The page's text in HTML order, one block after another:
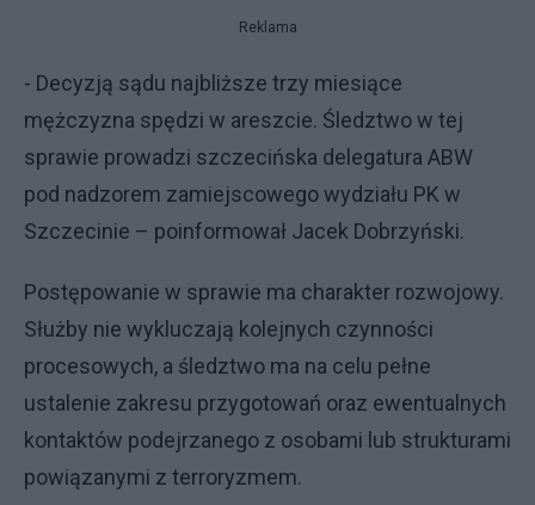
Reklama
- Decyzją sądu najbliższe trzy miesiące
mężczyzna spędzi w areszcie. Śledztwo w tej
sprawie prowadzi szczecińska delegatura ABW
pod nadzorem zamiejscowego wydziału PK w
Szczecinie – poinformował Jacek Dobrzyński.
Postępowanie w sprawie ma charakter rozwojowy.
Służby nie wykluczają kolejnych czynności
procesowych, a śledztwo ma na celu pełne
ustalenie zakresu przygotowań oraz ewentualnych
kontaktów podejrzanego z osobami lub strukturami
powiązanymi z terroryzmem.